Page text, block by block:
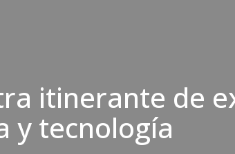
itinerante de
y tecnología